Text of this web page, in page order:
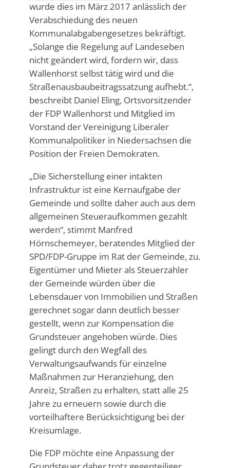
wurde dies im März 2017 anlässlich der
Verabschiedung des neuen
Kommunalabgabengesetzes bekräftigt.
„Solange die Regelung auf Landeseben
nicht geändert wird, fordern wir, dass
Wallenhorst selbst tätig wird und die
Straßenausbaubeitragssatzung aufhebt.“,
beschreibt Daniel Eling, Ortsvorsitzender
der FDP Wallenhorst und Mitglied im
Vorstand derVereinigung Liberaler
Kommunalpolitiker in Niedersachsen die
Position der Freien Demokraten.
„Die Sicherstellung einer intakten
Infrastruktur ist eine Kernaufgabe der
Gemeinde und sollte daher auch aus dem
allgemeinen Steueraufkommen gezahlt
werden“, stimmt Manfred
Hörnschemeyer, beratendes Mitglied der
SPD/FDP-Gruppe im Rat der Gemeinde, zu.
Eigentümer und Mieter als Steuerzahler
der Gemeinde würden über die
Lebensdauer von Immobilien und Straßen
gerechnet sogar dann deutlich besser
gestellt, wenn zur Kompensation die
Grundsteuer angehoben würde. Dies
gelingt durch den Wegfall des
Verwaltungsaufwands für einzelne
Maßnahmen zur Heranziehung, den
Anreiz, Straßen zu erhalten, statt alle 25
Jahre zu erneuern sowie durch die
vorteilhaftere Berücksichtigung bei der
Kreisumlage.
Die FDP möchte eine Anpassung der